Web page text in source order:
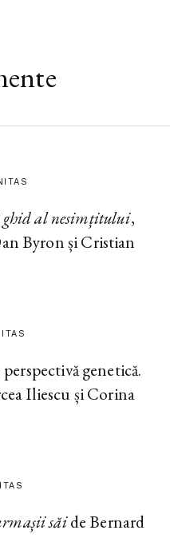
al nesimțitului,
Byron și Cristian
genetică.
Iliescu și Corina
săide Bernard